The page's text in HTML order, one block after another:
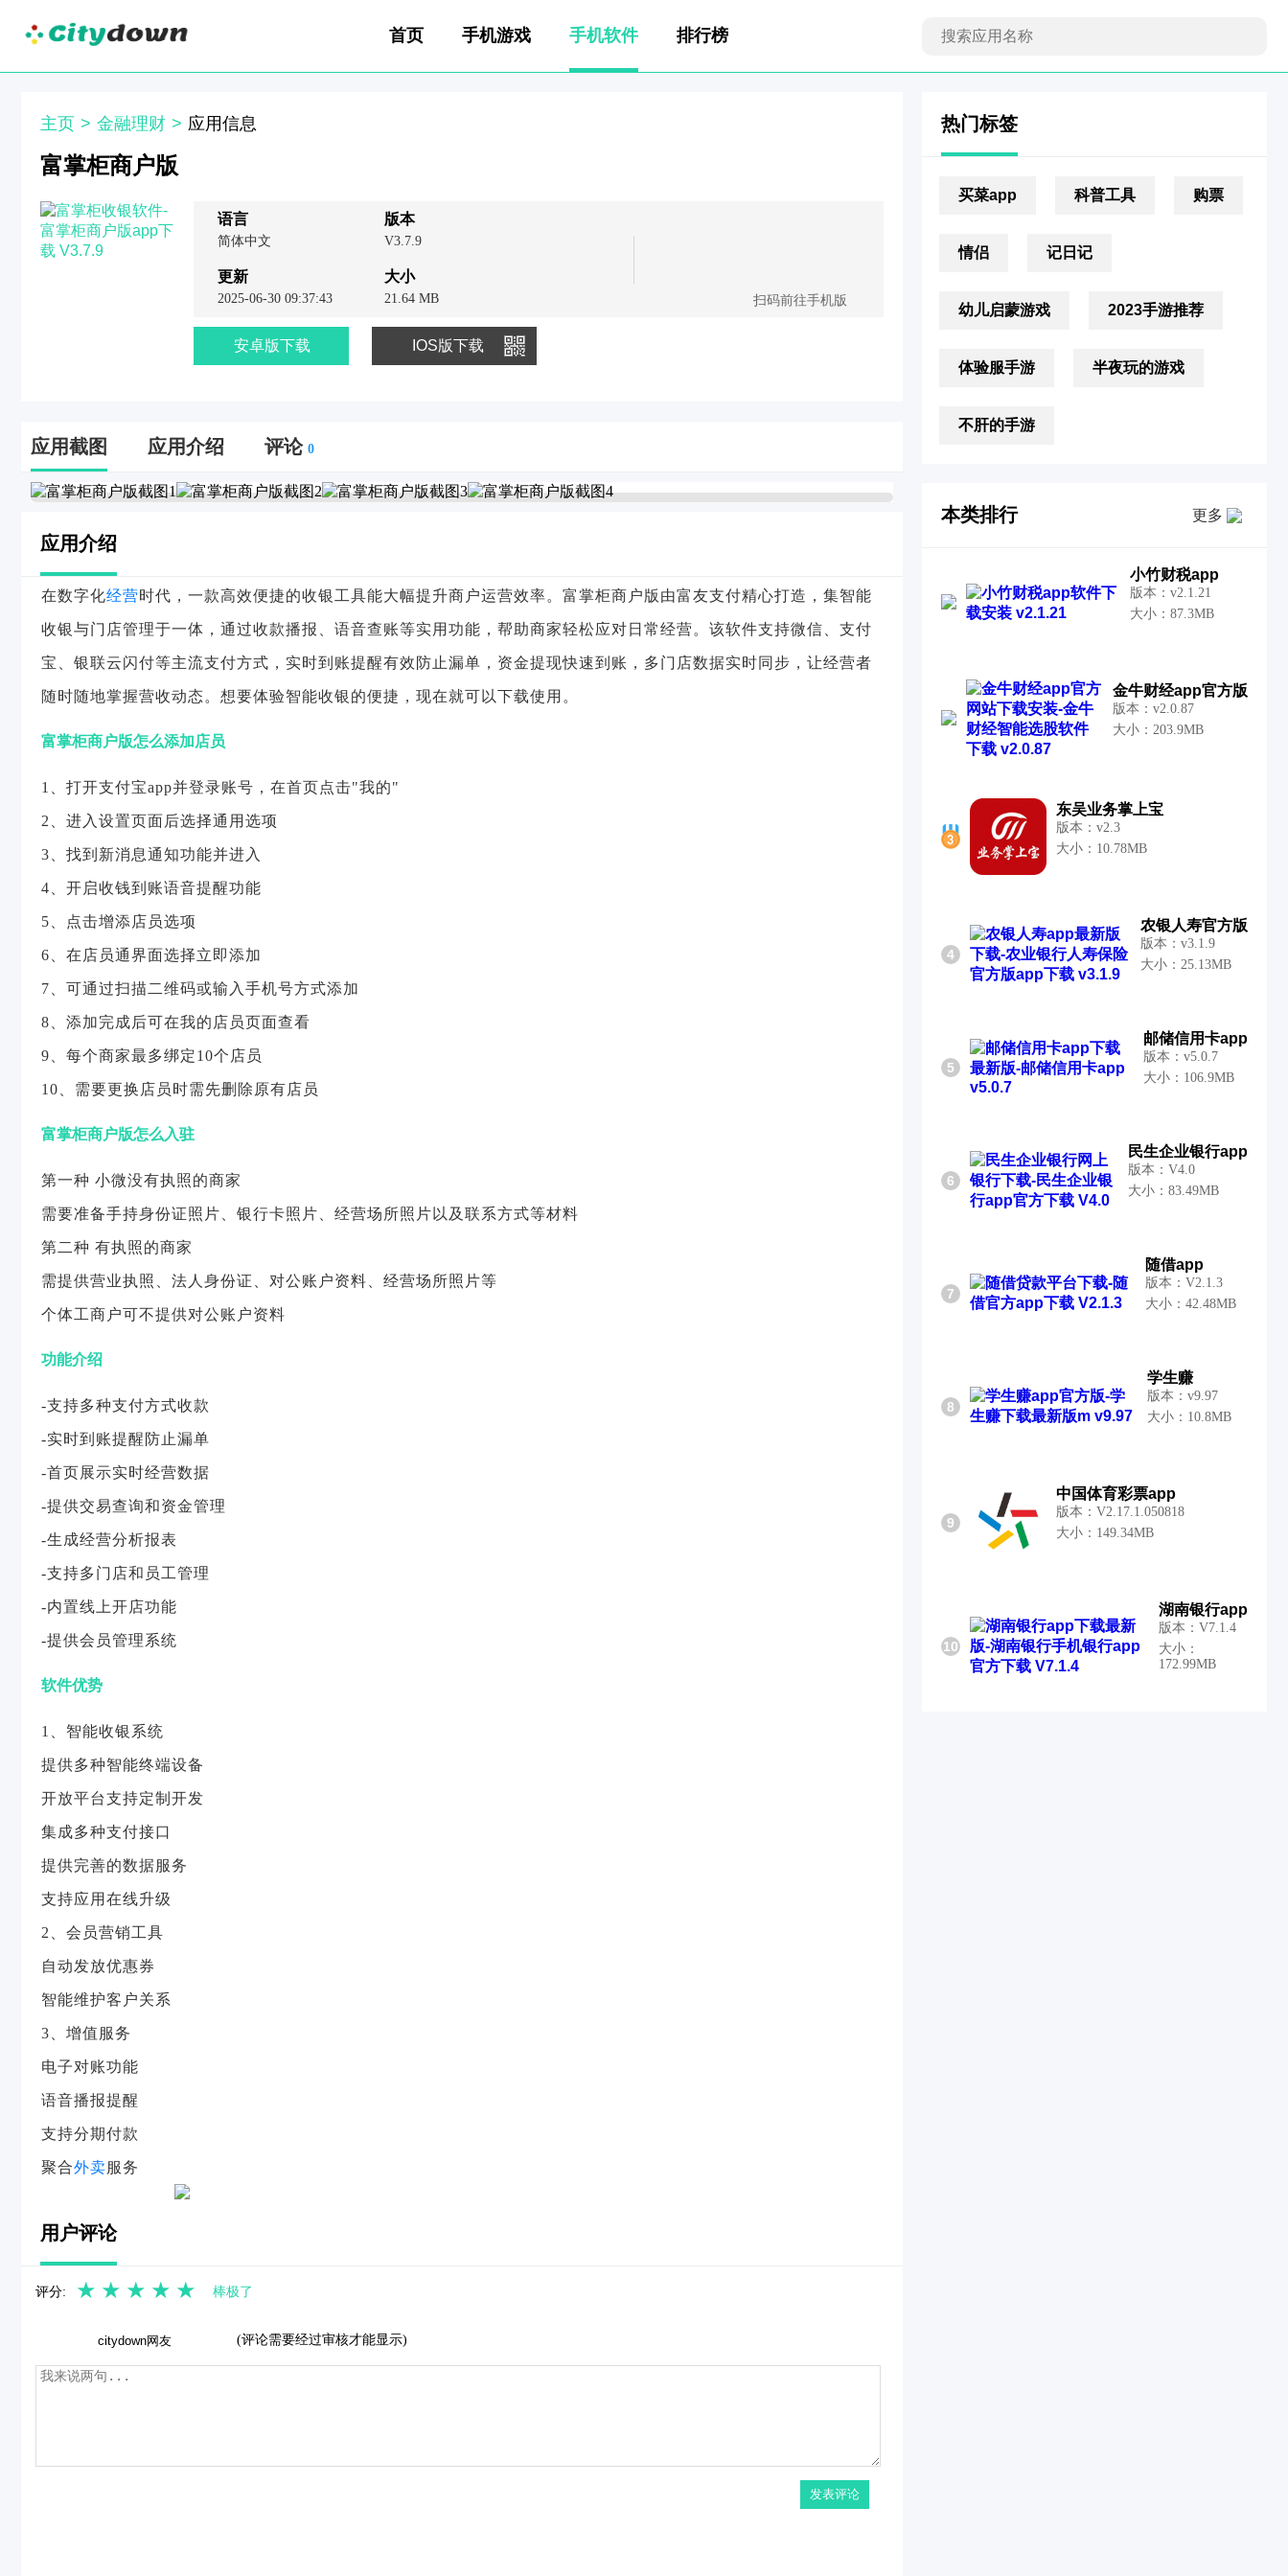
首页 手机游戏 手机软件 排行榜
主页 > 金融理财 > 应用信息
富掌柜商户版
语言
简体中文
更新
2025-06-30 09:37:43
版本
V3.7.9
大小
21.64 MB 扫码前往手机版
安卓版下载 IOS版下载
应用截图 应用介绍 评论 0
应用介绍
在数字化经营时代，一款高效便捷的收银工具能大幅提升商户运营效率。富掌柜商户版由富友支付精心打造，集智能
收银与门店管理于一体，通过收款播报、语音查账等实用功能，帮助商家轻松应对日常经营。该软件支持微信、支付
宝、银联云闪付等主流支付方式，实时到账提醒有效防止漏单，资金提现快速到账，多门店数据实时同步，让经营者
随时随地掌握营收动态。想要体验智能收银的便捷，现在就可以下载使用。
富掌柜商户版怎么添加店员
1、打开支付宝app并登录账号，在首页点击"我的"
2、进入设置页面后选择通用选项
3、找到新消息通知功能并进入
4、开启收钱到账语音提醒功能
5、点击增添店员选项
6、在店员通界面选择立即添加
7、可通过扫描二维码或输入手机号方式添加
8、添加完成后可在我的店员页面查看
9、每个商家最多绑定10个店员
10、需要更换店员时需先删除原有店员
富掌柜商户版怎么入驻
第一种 小微没有执照的商家
需要准备手持身份证照片、银行卡照片、经营场所照片以及联系方式等材料
第二种 有执照的商家
需提供营业执照、法人身份证、对公账户资料、经营场所照片等
个体工商户可不提供对公账户资料
功能介绍
-支持多种支付方式收款
-实时到账提醒防止漏单
-首页展示实时经营数据
-提供交易查询和资金管理
-生成经营分析报表
-支持多门店和员工管理
-内置线上开店功能
-提供会员管理系统
软件优势
1、智能收银系统
提供多种智能终端设备
开放平台支持定制开发
集成多种支付接口
提供完善的数据服务
支持应用在线升级
2、会员营销工具
自动发放优惠券
智能维护客户关系
3、增值服务
电子对账功能
语音播报提醒
支持分期付款
聚合外卖服务
用户评论
评分: ★ ★ ★ ★ ★ 棒极了
(评论需要经过审核才能显示)
热门标签
买菜app 科普工具 购票
情侣 记日记
幼儿启蒙游戏 2023手游推荐
体验服手游 半夜玩的游戏
不肝的手游
本类排行 更多
小竹财税app
版本：v2.1.21
大小：87.3MB
金牛财经app官方版
版本：v2.0.87
大小：203.9MB
东吴业务掌上宝
版本：v2.3
大小：10.78MB
4
农银人寿官方版
版本：v3.1.9
大小：25.13MB
5
邮储信用卡app
版本：v5.0.7
大小：106.9MB
6
民生企业银行app
版本：V4.0
大小：83.49MB
7
随借app
版本：V2.1.3
大小：42.48MB
8
学生赚
版本：v9.97
大小：10.8MB
9
中国体育彩票app
版本：V2.17.1.050818
大小：149.34MB
10
湖南银行app
版本：V7.1.4
大小：
172.99MB